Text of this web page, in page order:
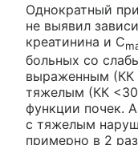
Однократный
не выявил
креатинина и C
больных со
выраженным (КК
тяжелым (КК
функции почек.
с тяжелым
примерно в 2